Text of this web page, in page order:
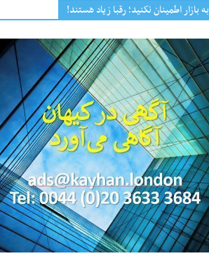
به بازار اطمینان نکنید؛ رقبا زیاد هستند!